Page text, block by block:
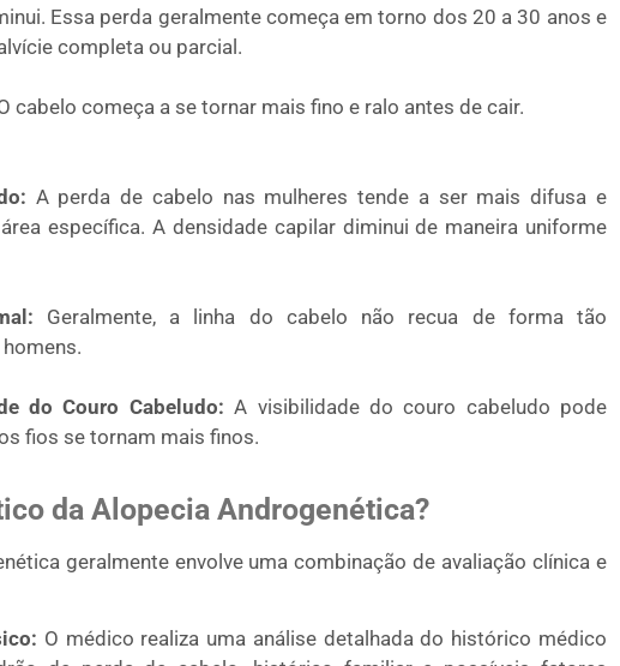
Essa perda geralmente começa em torno dos 20 a 30 anos e
completa ou parcial.
cabelo começa a se tornar mais fino e ralo antes de cair.
A perda de cabelo nas mulheres tende a ser mais difusa e
específica. A densidade capilar diminui de maneira uniforme
Geralmente, a linha do cabelo não recua de forma tão
do Couro Cabeludo: A visibilidade do couro cabeludo pode
fios se tornam mais finos.
da Alopecia Androgenética?
geralmente envolve uma combinação de avaliação clínica e
O médico realiza uma análise detalhada do histórico médico